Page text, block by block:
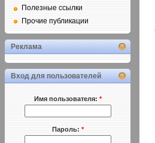
Полезные ссылки
Прочие публикации
Реклама
Вход для пользователей
Имя пользователя: *
Пароль: *